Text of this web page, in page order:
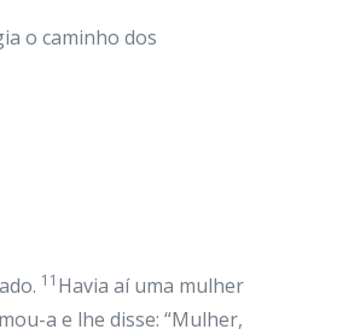
o caminho dos
11 Havia aí uma mulher
a e lhe disse: “Mulher,